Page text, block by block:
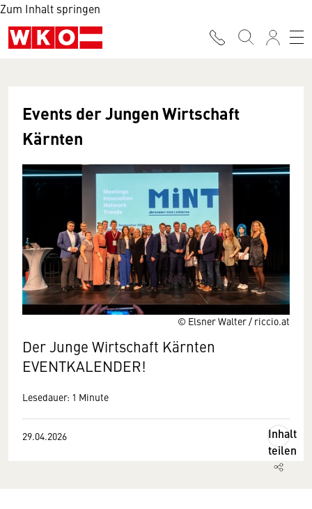
Zum Inhalt springen
© Elsner Walter / riccio.at
Events der Jungen Wirtschaft
Kärnten
Der Junge Wirtschaft Kärnten
EVENTKALENDER!
Lesedauer: 1 Minute
29.04.2026
Inhalt
teilen